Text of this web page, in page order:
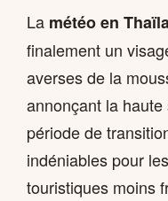
La météo en
finalement un
averses de la
annonçant la
période de
indéniables pour
touristiques moins